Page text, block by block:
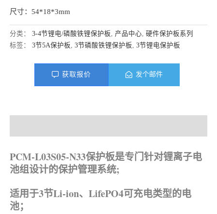
尺寸：54*18*3mm
分类： 3-4节锂电/磷酸铁锂保护板, 产品中心, 硬件保护板系列
标签： 3节5A保护板, 3节磷酸铁锂保护板, 3节锂电保护板
获取报价 发个邮件
PCM-L03S05-N33保护板是专门针对锂离子电
池组设计的保护管理系统;
适用于3节Li-ion、 LifePO4可充电类型的电
池；